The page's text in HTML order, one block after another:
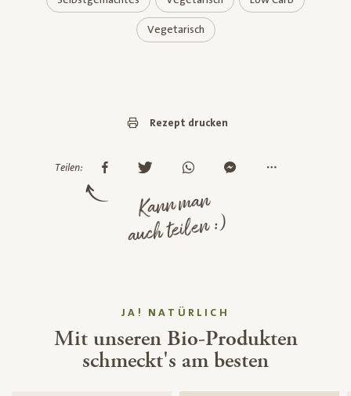
Vegetarisch
Rezept drucken
Teilen:
Kann man
auch teilen :)
JA! NATÜRLICH
Mit unseren Bio-Produkten
schmeckt's am besten